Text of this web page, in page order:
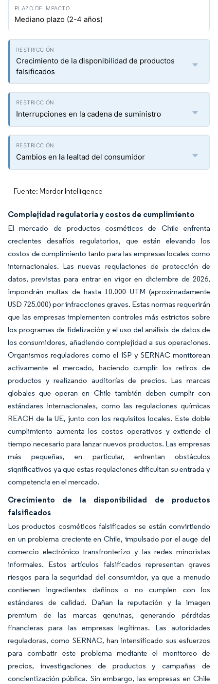
Mediano plazo (2-4 años)
Crecimiento de la disponibilidad de productos
falsificados
Interrupciones en la cadena de suministro
Cambios en la lealtad del consumidor
Fuente: Mordor Intelligence
Complejidad regulatoria y costos de cumplimiento
El mercado de productos cosméticos de Chile enfrenta
crecientes desafíos regulatorios, que están elevando los
costos de cumplimiento tanto para las empresas locales como
internacionales. Las nuevas regulaciones de protección de
datos, previstas para entrar en vigor en diciembre de 2026,
impondrán multas de hasta 10.000 UTM (aproximadamente
USD 725.000) por infracciones graves. Estas normas requerirán
que las empresas implementen controles más estrictos sobre
los programas de fidelización y el uso del análisis de datos de
los consumidores, añadiendo complejidad a sus operaciones.
Organismos reguladores como el ISP y SERNAC monitorean
activamente el mercado, haciendo cumplir los retiros de
productos y realizando auditorías de precios. Las marcas
globales que operan en Chile también deben cumplir con
estándares internacionales, como las regulaciones químicas
REACH de la UE, junto con los requisitos locales. Este doble
cumplimiento aumenta los costos operativos y extiende el
tiempo necesario para lanzar nuevos productos. Las empresas
más pequeñas, en particular, enfrentan obstáculos
significativos ya que estas regulaciones dificultan su entrada y
competencia en el mercado.
Crecimiento de la disponibilidad de productos
falsificados
Los productos cosméticos falsificados se están convirtiendo
en un problema creciente en Chile, impulsado por el auge del
comercio electrónico transfronterizo y las redes minoristas
informales. Estos artículos falsificados representan graves
riesgos para la seguridad del consumidor, ya que a menudo
contienen ingredientes dañinos o no cumplen con los
estándares de calidad. Dañan la reputación y la imagen
premium de las marcas genuinas, generando pérdidas
financieras para las empresas legítimas. Las autoridades
reguladoras, como SERNAC, han intensificado sus esfuerzos
para combatir este problema mediante el monitoreo de
precios, investigaciones de productos y campañas de
concientización pública. Sin embargo, las empresas en Chile